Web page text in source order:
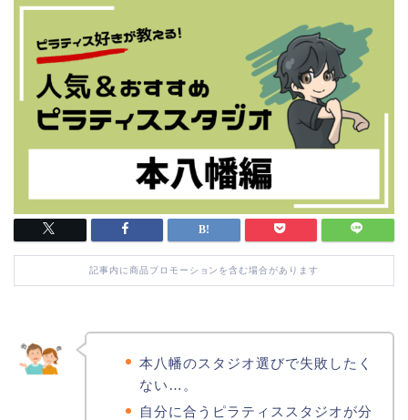
記事内に商品プロモーションを含む場合があります
本八幡のスタジオ選びで失敗したく
ない…。
自分に合うピラティススタジオが分